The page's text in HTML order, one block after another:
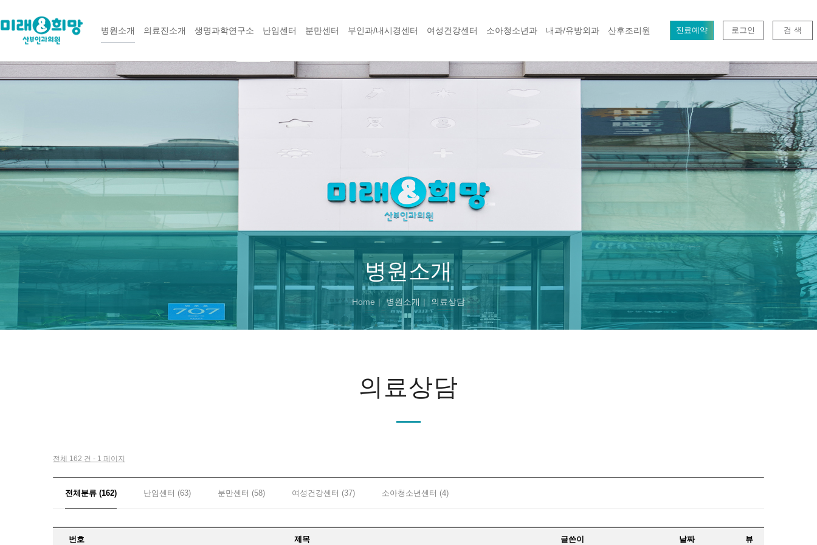
병원소개 의료진소개 생명과학연구소 난임센터 분만센터 부인과/내시경센터 여성건강센터 소아청소년과 내과/유방외과 산후조리원 진료예약 로그인 검 색
병원소개
Home 병원소개 의료상담
의료상담
전체 162 건 - 1 페이지
전체분류 (162) 난임센터 (63) 분만센터 (58) 여성건강센터 (37) 소아청소년센터 (4)
번호 제목 글쓴이 날짜 뷰